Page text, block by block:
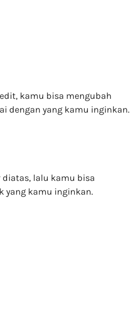
kamu bisa mengubah
dengan yang kamu inginkan.
lalu kamu bisa
yang kamu inginkan.